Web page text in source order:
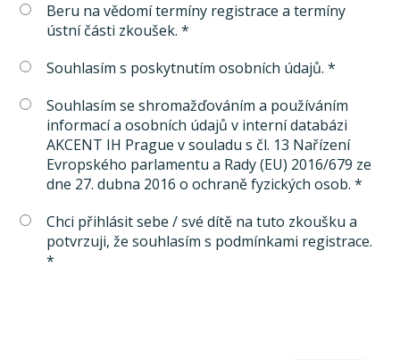
Beru na vědomí termíny registrace a termíny
ústní části zkoušek. *
Souhlasím s poskytnutím osobních údajů. *
Souhlasím se shromažďováním a používáním
informací a osobních údajů v interní databázi
AKCENT IH Prague v souladu s čl. 13 Nařízení
Evropského parlamentu a Rady (EU) 2016/679 ze
dne 27. dubna 2016 o ochraně fyzických osob. *
Chci přihlásit sebe / své dítě na tuto zkoušku a
potvrzuji, že souhlasím s podmínkami registrace.
*